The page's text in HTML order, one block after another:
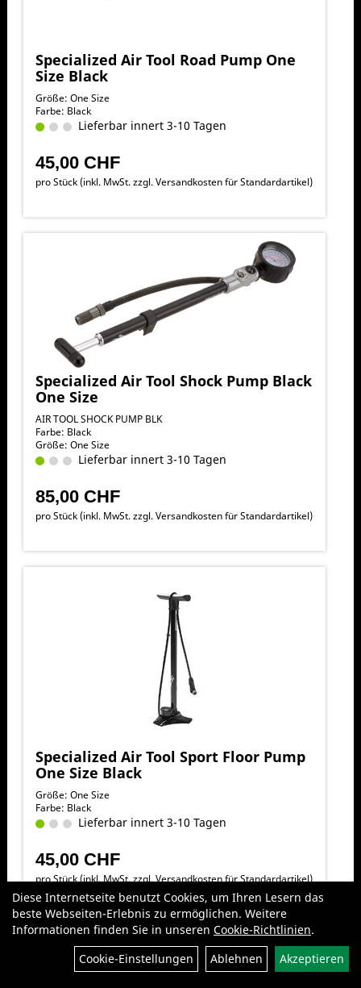
Filter
Specialized Air Tool Road Pump One
Size Black
Größe: One Size
Farbe: Black
Lieferbar innert 3-10 Tagen
45,00 CHF
pro Stück (inkl. MwSt. zzgl.Versandkosten für Standardartikel)
Specialized Air Tool Shock Pump Black
One Size
AIR TOOL SHOCK PUMP BLK
Farbe: Black
Größe: One Size
Lieferbar innert 3-10 Tagen
85,00 CHF
pro Stück (inkl. MwSt. zzgl.Versandkosten für Standardartikel)
Specialized Air Tool Sport Floor Pump
One Size Black
Größe: One Size
Farbe: Black
Lieferbar innert 3-10 Tagen
45,00 CHF
pro Stück (inkl. MwSt. zzgl.Versandkosten für Standardartikel)
Diese Internetseite benutzt Cookies, um Ihren Lesern das
beste Webseiten-Erlebnis zu ermöglichen. Weitere
Informationen finden Sie in unseren Cookie-Richtlinien.
Cookie-Einstellungen
Ablehnen Akzeptieren